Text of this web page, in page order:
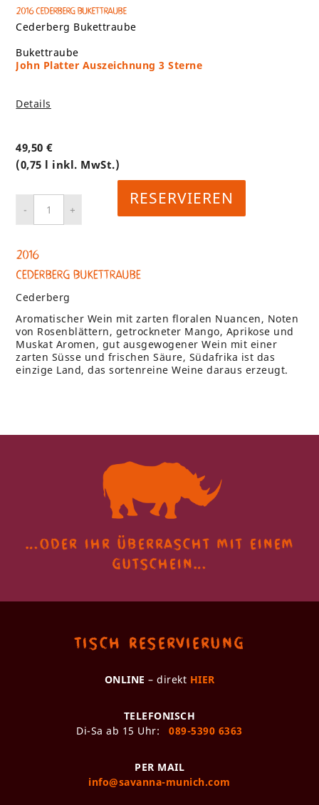
2016 Cederberg Bukettraube
Cederberg Bukettraube
Bukettraube
John Platter Auszeichnung 3 Sterne
Details
49,50€
(0,75 l inkl. MwSt.)
RESERVIEREN
2016
Cederberg Bukettraube
Cederberg
Aromatischer Wein mit zarten floralen Nuancen, Noten
von Rosenblättern, getrockneter Mango, Aprikose und
Muskat Aromen, gut ausgewogener Wein mit einer
zarten Süsse und frischen Säure, Südafrika ist das
einzige Land, das sortenreine Weine daraus erzeugt.
…oder ihr überrascht mit einem
gutschein…
Tisch Reservierung
ONLINE – direkt HIER
TELEFONISCH
Di-Sa ab 15 Uhr:
089-5390 6363
PER MAIL
info@savanna-munich.com